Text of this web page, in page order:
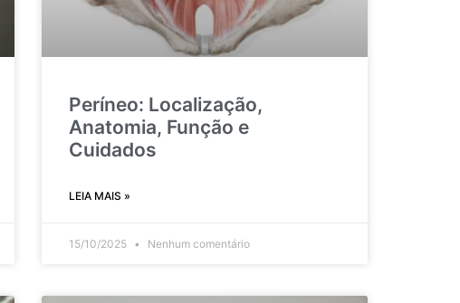
Períneo: Localização,
Anatomia, Função e
Cuidados
LEIA MAIS »
15/10/2025 Nenhum comentário